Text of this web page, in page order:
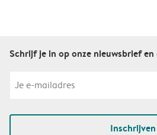
Schrijf je in op onze nieuwsbrief
Inschrijven